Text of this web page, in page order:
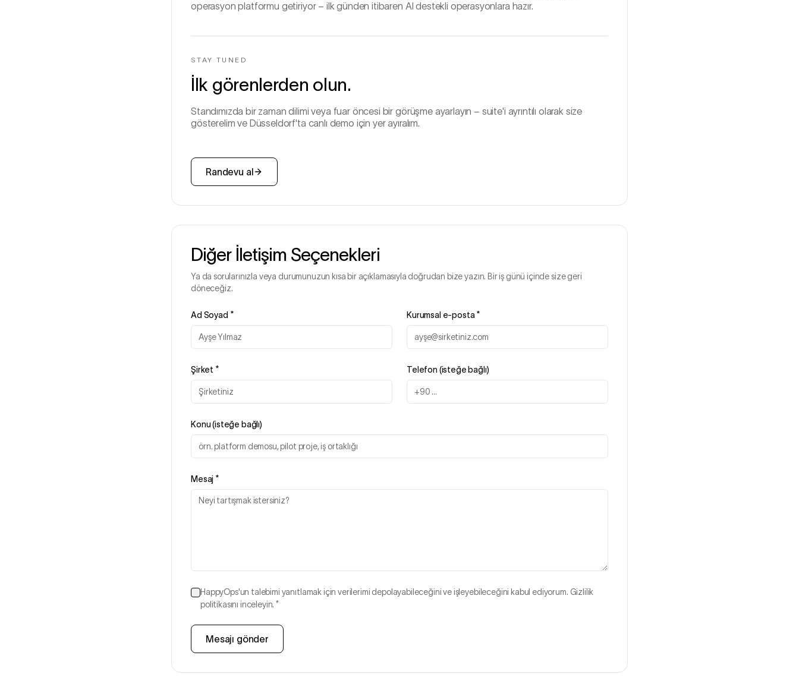
operasyon platformu getiriyor – ilk günden itibaren AI destekli operasyonlara hazır.
STAY TUNED
İlk görenlerden olun.
Standımızda bir zaman dilimi veya fuar öncesi bir görüşme ayarlayın – suite'i ayrıntılı olarak size
gösterelim ve Düsseldorf'ta canlı demo için yer ayıralım.
Randevu al
Diğer İletişim Seçenekleri
Ya da sorularınızla veya durumunuzun kısa bir açıklamasıyla doğrudan bize yazın. Bir iş günü içinde size geri
döneceğiz.
Ad Soyad * Kurumsal e-posta *
Şirket * Telefon (isteğe bağlı)
Konu (isteğe bağlı)
Mesaj *
HappyOps'un talebimi yanıtlamak için verilerimi depolayabileceğini ve işleyebileceğini kabul ediyorum. Gizlilik
politikasını inceleyin. *
Mesajı gönder